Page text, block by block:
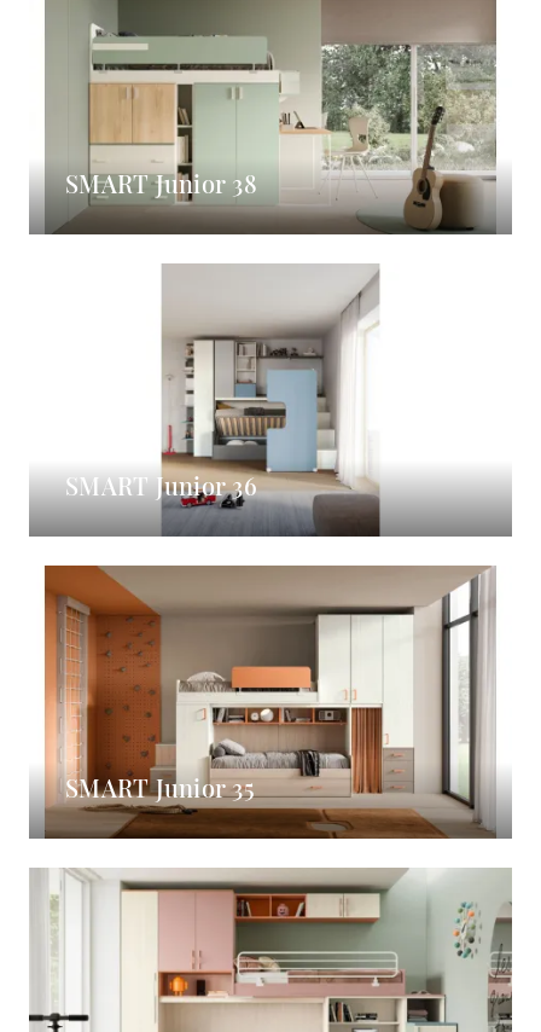
SMART Junior 38
SMART Junior 36
SMART Junior 35